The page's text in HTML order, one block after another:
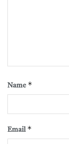
Name *
Email *